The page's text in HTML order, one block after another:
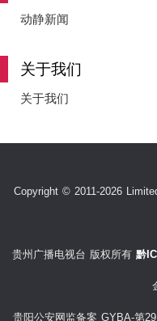
动静新闻
关于我们
关于我们
Copyright © 2011-2026
贵州广播电视台 版权所有 黔
贵阳公安网监备案 GYBA-第